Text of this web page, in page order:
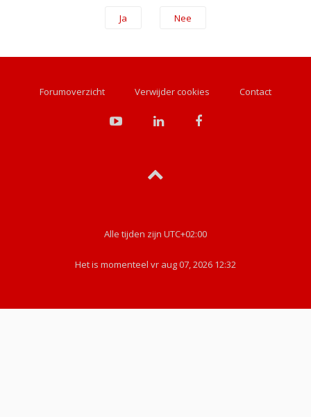
Forumoverzicht Verwijder cookies Contact
Alle tijden zijn UTC+02:00
Het is momenteel vr aug 07, 2026 12:32